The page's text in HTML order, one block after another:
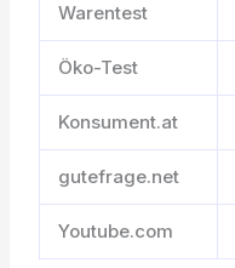
Warentest
Öko-Test
Konsument.at
gutefrage.net
Youtube.com